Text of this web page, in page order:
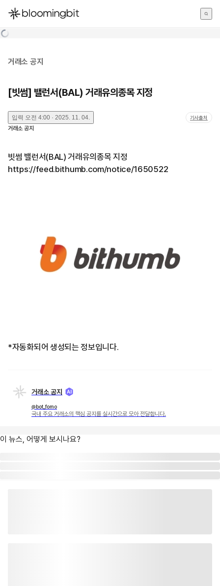
한국어
거래소 공지
[빗썸] 밸런서(BAL) 거래유의종목 지정
입력 오전 4:00 · 2025. 11. 04. 기사출처
거래소 공지
빗썸 밸런서(BAL) 거래유의종목 지정
https://feed.bithumb.com/notice/1650522
*자동화되어 생성되는 정보입니다.
거래소 공지
@bot_fomo
국내 주요 거래소의 핵심 공지를 실시간으로 모아 전달합니다.
이 뉴스, 어떻게 보시나요?